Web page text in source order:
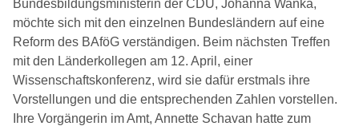
Bundesbildungsministerin der CDU, Johanna Wanka,
möchte sich mit den einzelnen Bundesländern auf eine
Reform des BAföG verständigen. Beim nächsten Treffen
mit den Länderkollegen am 12. April, einer
Wissenschaftskonferenz, wird sie dafür erstmals ihre
Vorstellungen und die entsprechenden Zahlen vorstellen.
Ihre Vorgängerin im Amt, Annette Schavan hatte zum